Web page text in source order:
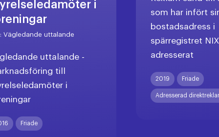
i
Vägledande uttalande
uttalande -
till
i
Friade
som har infört
bostadsadress i
spärregistret NIX
adresserat
2019 Friade
Adresserad